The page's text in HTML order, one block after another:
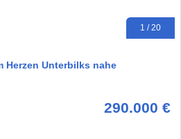
1 / 20
Herzen Unterbilks nahe
290.000 €